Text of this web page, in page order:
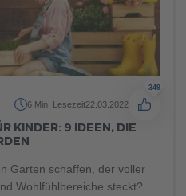
6 Min. Lesezeit22.03.2022
349
KINDER: 9 IDEEN, DIE
Garten schaffen, der voller
Wohlfühlbereiche steckt?